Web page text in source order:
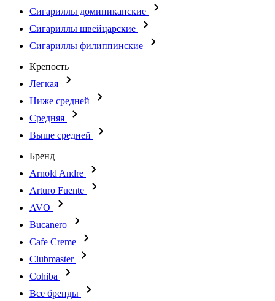
Сигариллы доминиканские
Сигариллы швейцарские
Сигариллы филиппинские
Крепость
Легкая
Ниже средней
Средняя
Выше средней
Бренд
Arnold Andre
Arturo Fuente
AVO
Bucanero
Cafe Creme
Clubmaster
Cohiba
Все бренды